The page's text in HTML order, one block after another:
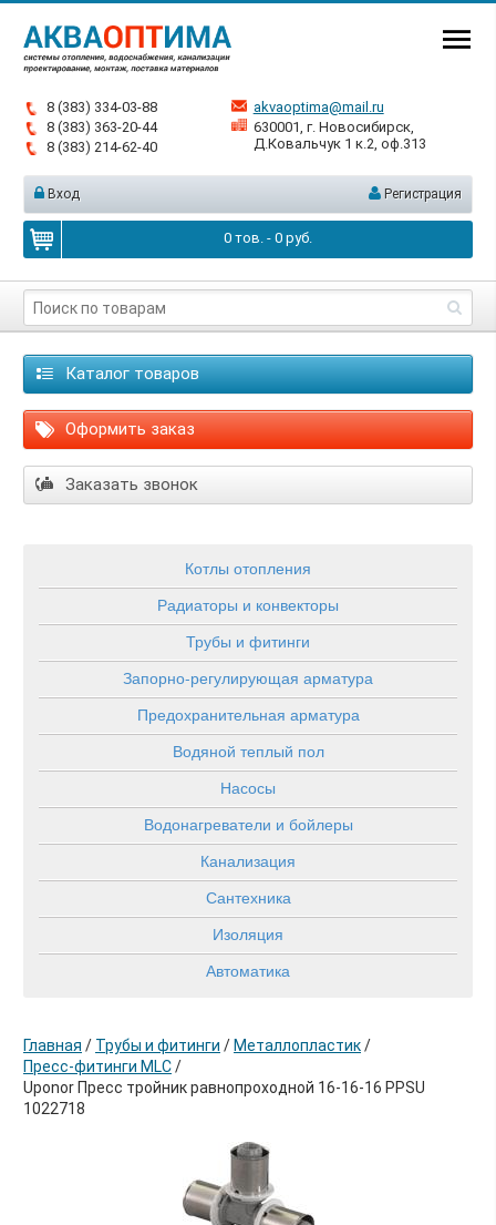
8 (383) 334-03-88
8 (383) 363-20-44
8 (383) 214-62-40
akvaoptima@mail.ru
630001, г. Новосибирск,
Д.Ковальчук 1 к.2, оф.313
Вход Регистрация
0тов. - 0руб.
Каталог товаров
Оформить заказ
Заказать звонок
Котлы отопления
Радиаторы и конвекторы
Трубы и фитинги
Запорно-регулирующая арматура
Предохранительная арматура
Водяной теплый пол
Насосы
Водонагреватели и бойлеры
Канализация
Сантехника
Изоляция
Автоматика
Главная / Трубы и фитинги / Металлопластик/
Пресс-фитинги MLC/
Uponor Пресс тройник равнопроходной 16-16-16 PPSU
1022718
в корзину